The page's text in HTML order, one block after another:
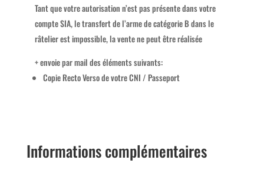
Tant que votre autorisation n’est pas présente dans votre
compte SIA, le transfert de l’arme de catégorie B dans le
râtelier est impossible, la vente ne peut être réalisée
+ envoie par mail des éléments suivants:
Copie Recto Verso de votre CNI / Passeport
Informations complémentaires